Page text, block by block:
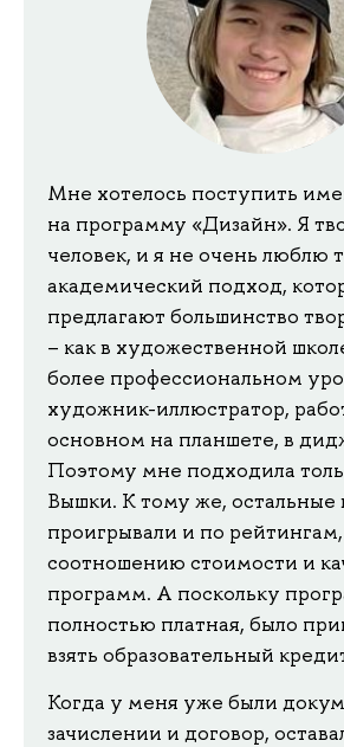
Мне хотелось поступить
на программу «Дизайн». Я
человек, и я не очень люблю
академический подход,
предлагают большинство
– как в художественной
более профессиональном
художник-иллюстратор,
основном на планшете, в
Поэтому мне подходила
Вышки. К тому же, остальные
проигрывали и по
соотношению стоимости и
программ. А поскольку
полностью платная, было
взять образовательный
Когда у меня уже были
зачислении и договор,